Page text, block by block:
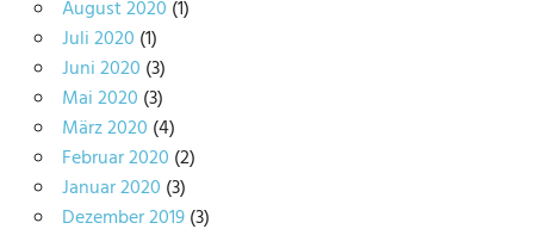
August 2020 (1)
Juli 2020 (1)
Juni 2020 (3)
Mai 2020 (3)
März 2020 (4)
Februar 2020 (2)
Januar 2020 (3)
Dezember 2019(3)